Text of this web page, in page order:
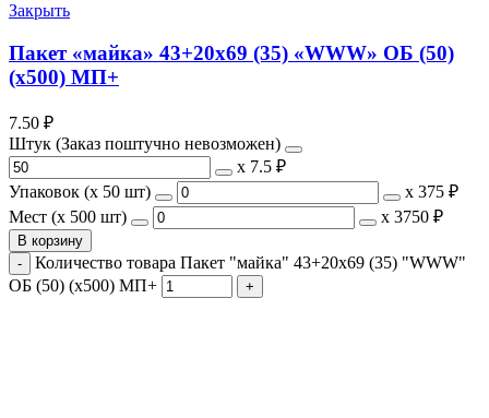
Закрыть
Пакет «майка» 43+20х69 (35) «WWW» ОБ (50)
(х500) МП+
7.50 ₽
Штук (Заказ поштучно невозможен)
х 7.5 ₽
Упаковок (x 50 шт)
х 375 ₽
Мест (x 500 шт)
х 3750 ₽
В корзину
Количество товара Пакет "майка" 43+20х69 (35) "WWW"
ОБ (50) (х500) МП+